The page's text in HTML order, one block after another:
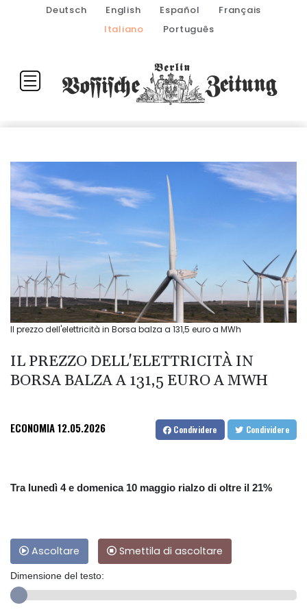
Deutsch English Español
Français
Italiano
Português
Il prezzo dell'elettricità in Borsa balza a 131,5 euro a MWh
IL PREZZO DELL'ELETTRICITÀ IN
BORSA BALZA A 131,5 EURO A MWH
ECONOMIA12.05.2026 Condividere Condividere
Tra lunedì 4 e domenica 10 maggio rialzo di oltre il 21%
Ascoltare Smettila di ascoltare
Dimensione del testo: